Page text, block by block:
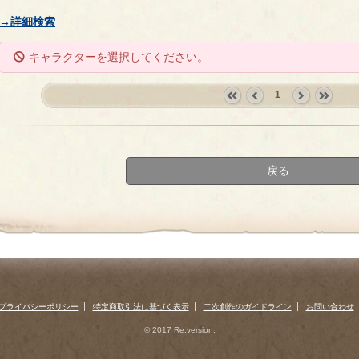
→詳細検索
キャラクターを選択してください。
1
戻る
ライバシーポリシー 特定商取引法に基づく表示 二次創作のガイドライン お問い合わせ
© 2017 Re:version.